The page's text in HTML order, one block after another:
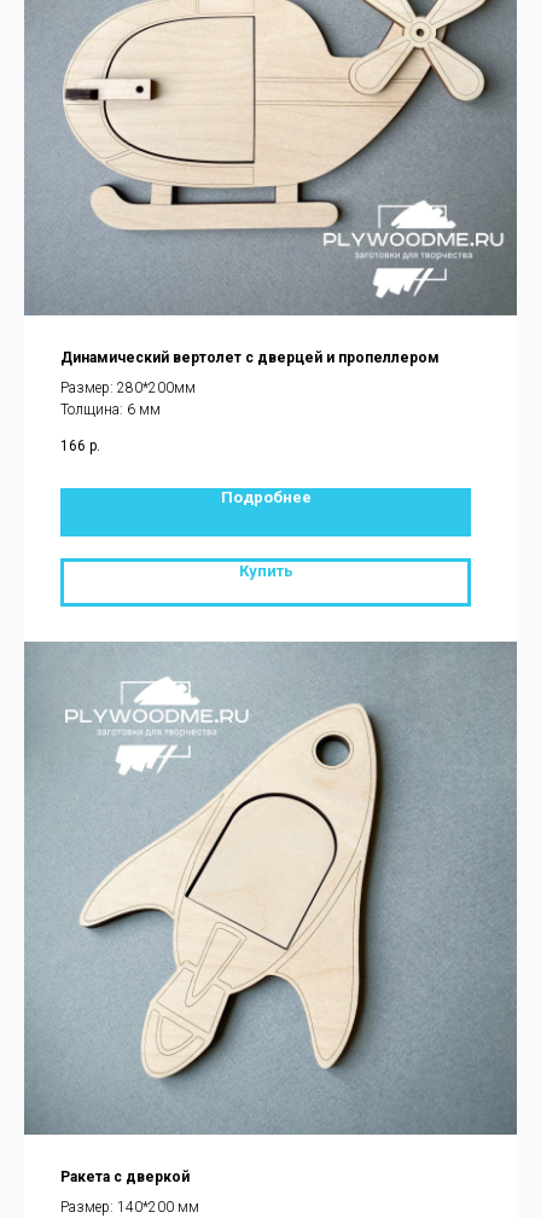
Динамический вертолет с дверцей и пропеллером
Размер: 280*200мм
Толщина: 6 мм
166 р.
Подробнее
Купить
Ракета с дверкой
Размер: 140*200 мм